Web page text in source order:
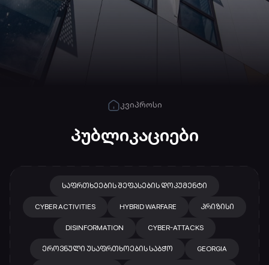
კვიპროსი
პუბლიკაციები
ᲡᲐᲤᲠᲗᲮᲔᲔᲑᲘᲡ ᲨᲔᲤᲐᲡᲔᲑᲘᲡ ᲓᲝᲙᲣᲛᲔᲜᲢᲘ
CYBER ACTIVITIES HYBRID WARFARE ᲙᲠᲘᲖᲘᲡᲘ
DISINFORMATION CYBER-ATTACKS
ᲔᲠᲝᲕᲜᲣᲚᲘ ᲣᲡᲐᲤᲠᲗᲮᲝᲔᲑᲘᲡ ᲡᲐᲑᲭᲝ GEORGIA